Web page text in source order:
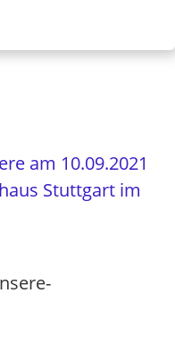
am 10.09.2021
Stuttgart im